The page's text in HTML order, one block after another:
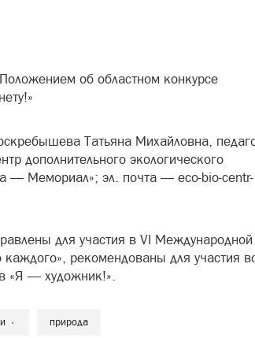
Положением об областном конкурсе
Татьяна Михайловна,
дополнительного экологического
— Мемориал»; эл. почта — eco-bio-centr-
для участия в VI Международной
рекомендованы для участия
«Я — художник!».
природа